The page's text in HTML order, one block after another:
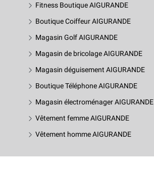
Fitness Boutique AIGURANDE
Boutique Coiffeur AIGURANDE
Magasin Golf AIGURANDE
Magasin de bricolage AIGURANDE
Magasin déguisement AIGURANDE
Boutique Téléphone AIGURANDE
Magasin électroménager AIGURANDE
Vêtement femme AIGURANDE
Vêtement homme AIGURANDE